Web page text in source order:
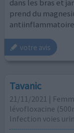
dans les bras et
prend du
votre avis
Tavanic
21/11/2021 |
lévofloxacine
Infection voies